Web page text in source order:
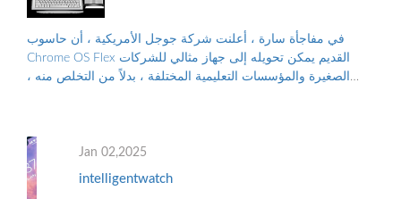
في مفاجأة سارة ، أعلنت شركة جوجل الأمريكية ، أن حاسوب
Chrome OS Flex القديم يمكن تحويله إلى جهاز مثالي للشركات
الصغيرة والمؤسسات التعليمية المختلفة ، بدلاً من التخلص منه ،
Jan 02,2025
intelligentwatch